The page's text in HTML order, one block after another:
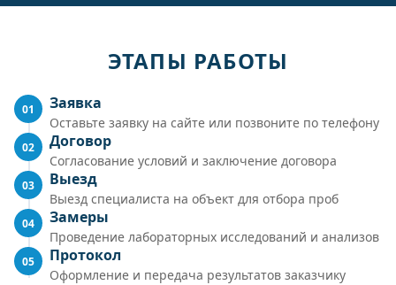
ЭТАПЫ РАБОТЫ
01 Заявка
Оставьте заявку на сайте или позвоните по телефону
02 Договор
Согласование условий и заключение договора
03 Выезд
Выезд специалиста на объект для отбора проб
04 Замеры
Проведение лабораторных исследований и анализов
05 Протокол
Оформление и передача результатов заказчику